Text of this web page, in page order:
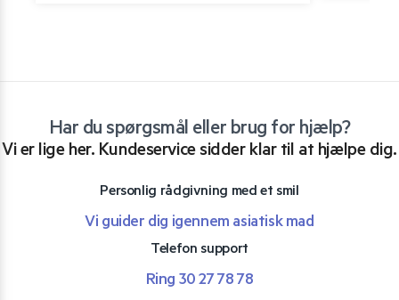
Har du spørgsmål eller brug for hjælp?
Vi er lige her. Kundeservice sidder klar til at hjælpe dig.
Personlig rådgivning med et smil
Vi guider dig igennem asiatisk mad
Telefon support
Ring 30 27 78 78